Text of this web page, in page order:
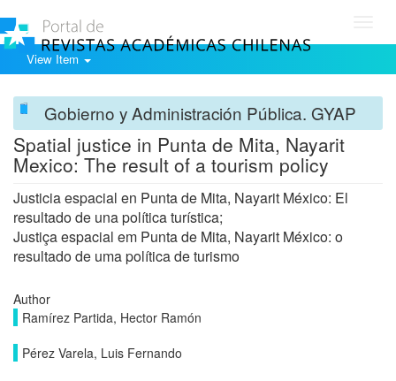
View Item
Gobierno y Administración Pública. GYAP
Spatial justice in Punta de Mita, Nayarit
Mexico: The result of a tourism policy
Justicia espacial en Punta de Mita, Nayarit México: El
resultado de una política turística;
Justiça espacial em Punta de Mita, Nayarit México: o
resultado de uma política de turismo
Author
Ramírez Partida, Hector Ramón
Pérez Varela, Luis Fernando